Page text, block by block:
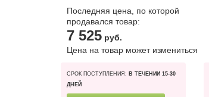
Последняя цена, по которой
продавался товар:
7 525 руб.
Цена на товар может измениться
СРОК ПОСТУПЛЕНИЯ: В ТЕЧЕНИИ 15-30
ДНЕЙ